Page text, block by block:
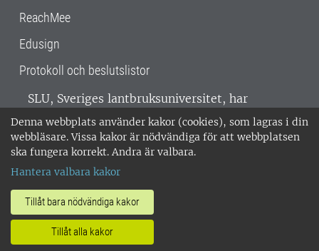
Denna webbplats använder kakor (cookies), som lagras i din
webbläsare. Vissa kakor är nödvändiga för att webbplatsen
ska fungera korrekt. Andra är valbara.
Hantera valbara kakor
Tillåt bara nödvändiga kakor
Tillåt alla kakor
ReachMee
Edusign
Protokoll och beslutslistor
SLU, Sveriges lantbruksuniversitet, har
verksamhet över hela Sverige. Huvudorter är
Alnarp, Uppsala och Umeå.SLU är
miljöcertifierat enligt ISO 14001. •
018-67 10 00 • Org nr: 202100-2817 •
Om SLU:s webbplatser
•Hantera kakor•Behandling av
personuppgifter